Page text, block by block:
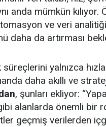
anda mümkün kılıyor.
ve veri
daha da artırması
yalnızca
daha akıllı ve
, şunları ekliyor:
alanlarda önemli bir
geçmiş verilerden